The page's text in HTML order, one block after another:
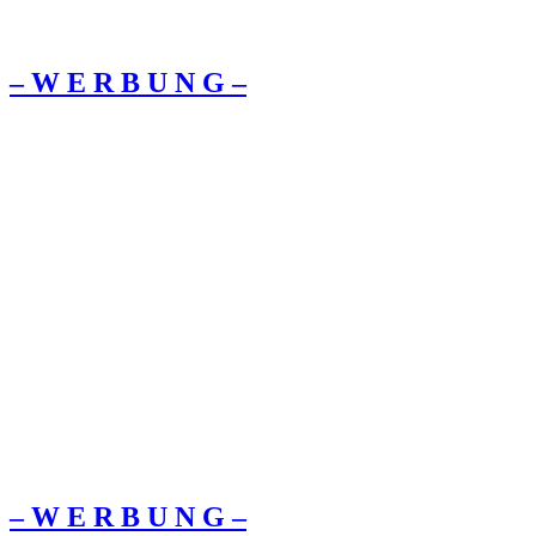
– W Ε R Β U Ν G –
– W Ε R Β U Ν G –